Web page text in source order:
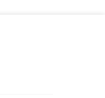
birbirlerini